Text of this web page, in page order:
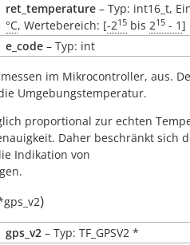
ret_temperature – Typ: int16_t,
°C, Wertebereich: [-215 bis 215 - 1]
e_code – Typ: int
im Mikrocontroller, aus.
Umgebungstemperatur.
proportional zur echten
Daher beschränkt sich
Indikation von
gps_v2)
gps_v2 – Typ: TF_GPSV2 *